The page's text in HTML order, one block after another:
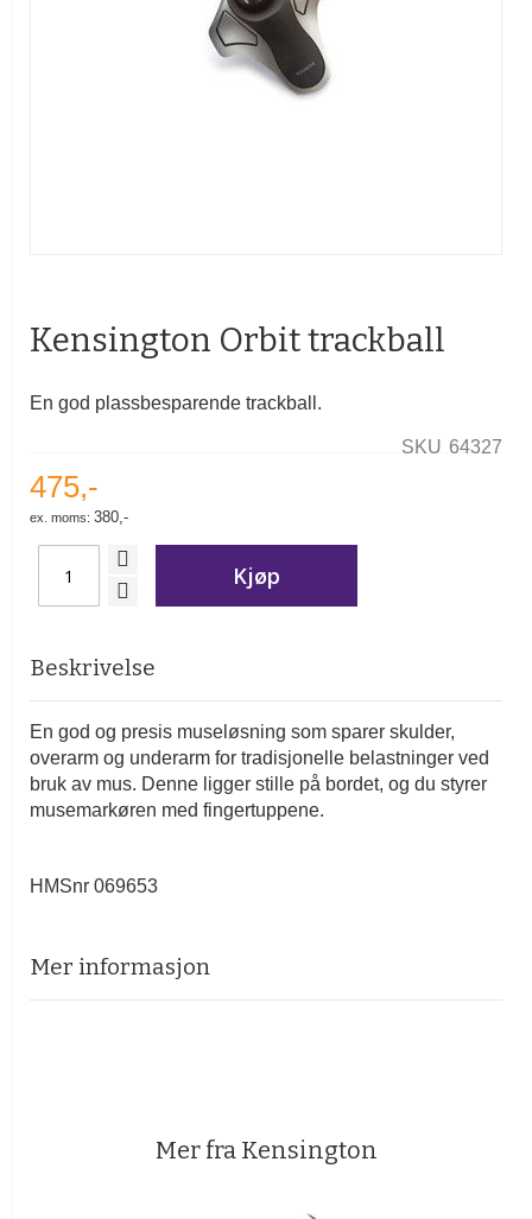
av
Kensington Orbit trackball
En god plassbesparende trackball.
SKU 64327
475,-
380,-
Kjøp
Beskrivelse
En god og presis museløsning som sparer skulder,
overarm og underarm for tradisjonelle belastninger ved
bruk av mus. Denne ligger stille på bordet, og du styrer
musemarkøren med fingertuppene.
HMSnr 069653
Mer informasjon
Mer fra Kensington